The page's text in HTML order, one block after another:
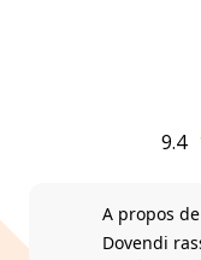
9.4
A propos
Dovendi